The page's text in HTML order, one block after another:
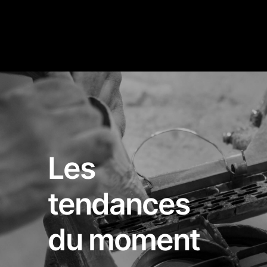
Les
tendances
du moment